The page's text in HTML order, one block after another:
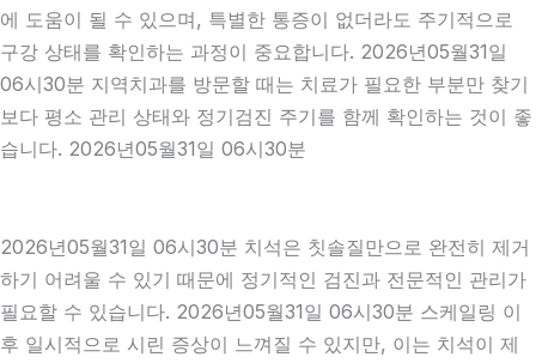
에 도움이 될 수 있으며, 특별한 통증이 없더라도 주기적으로
구강 상태를 확인하는 과정이 중요합니다. 2026년05월31일
06시30분 지역치과를 방문할 때는 치료가 필요한 부분만 찾기
보다 평소 관리 상태와 정기검진 주기를 함께 확인하는 것이 좋
습니다. 2026년05월31일 06시30분
2026년05월31일 06시30분 치석은 칫솔질만으로 완전히 제거
하기 어려울 수 있기 때문에 정기적인 검진과 전문적인 관리가
필요할 수 있습니다. 2026년05월31일 06시30분 스케일링 이
후 일시적으로 시린 증상이 느껴질 수 있지만, 이는 치석이 제